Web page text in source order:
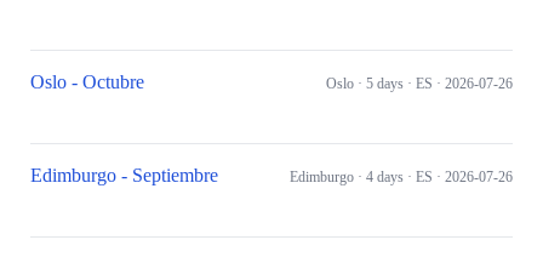
Oslo - Octubre Oslo · 5 days · ES · 2026-07-26
Edimburgo - Septiembre Edimburgo · 4 days · ES · 2026-07-26